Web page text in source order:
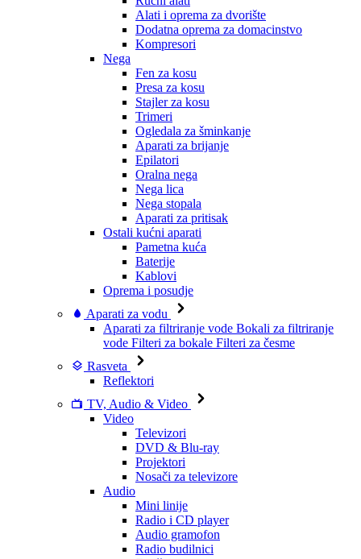
Alati i oprema za dvorište
Dodatna oprema za domacinstvo
Kompresori
Nega
Fen za kosu
Presa za kosu
Stajler za kosu
Trimeri
Ogledala za šminkanje
Aparati za brijanje
Epilatori
Oralna nega
Nega lica
Nega stopala
Aparati za pritisak
Ostali kućni aparati
Pametna kuća
Baterije
Kablovi
Oprema i posudje
Aparati za vodu
Aparati za filtriranje vode Bokali za filtriranje
vode Filteri za bokale Filteri za česme
Rasveta
Reflektori
TV, Audio & Video
Video
Televizori
DVD & Blu-ray
Projektori
Nosači za televizore
Audio
Mini linije
Radio i CD player
Audio gramofon
Radio budilnici